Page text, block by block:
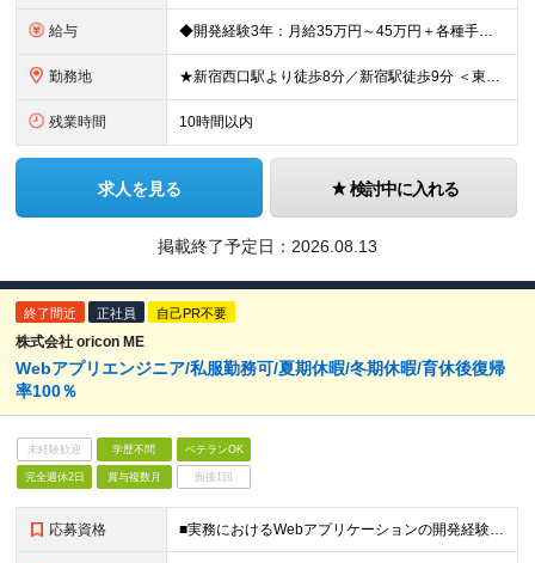
給与 ◆開発経験3年：月給35万円～45万円＋各種手当 ◆開発経験1年：月給30万円～35万円＋各種手当 ◆Webサイトの構築半年～：月給27万円～28万円＋各種手当 ◆独学で学んできた方：月給25万～26
勤務地 ★新宿西口駅より徒歩8分／新宿駅徒歩9分 ＜東京本社＞ 東京都新宿区西新宿7-4-7 イマス浜田ビル 7F ＜オフィスについて＞ 内装にこだわっているため、 綺麗な環境で仕事ができます◎ (変更
残業時間 10時間以内
求人を見る 検討中に入れる
掲載終了予定日： 2026.08.13
終了間近 正社員 自己PR不要
株式会社 oricon ME
Webアプリエンジニア/私服勤務可/夏期休暇/冬期休暇/育休後復帰
率100％
未経験歓迎 学歴不問 ベテランOK
完全週休2日 賞与複数月 面接1回
応募資格 ■実務におけるWebアプリケーションの開発経験 ■RDBを使用したWebアプリケーションの開発経験（MySQLなど） ■HTMLやCSSの基礎知識